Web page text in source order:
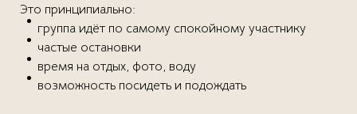
Это принципиально:
группа идёт по самому спокойному участнику
частые остановки
время на отдых, фото, воду
возможность посидеть и подождать